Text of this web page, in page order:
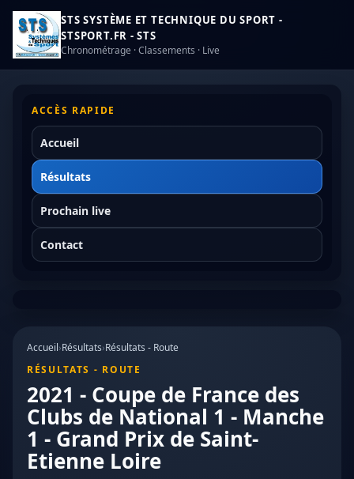
STS SYSTÈME ET TECHNIQUE DU SPORT -
STSPORT.FR - STS
Chronométrage · Classements · Live
ACCÈS RAPIDE
Accueil
Résultats
Prochain live
Contact
Accueil›Résultats›Résultats - Route
RÉSULTATS - ROUTE
2021 - Coupe de France des
Clubs de National 1 - Manche
1 - Grand Prix de Saint-
Etienne Loire